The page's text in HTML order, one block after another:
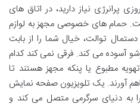
نیاز دارید، در اتاق های
حمام های خصوصی مجهز به لوازم
توالت، خیال شما را از بابت
می کند. فرقی نمی کند کدام
مطبوع یا پنکه مجهز هستند تا
آورند. یک تلویزیون صفحه نمایش
به دنیای سرگرمی متصل می کند و